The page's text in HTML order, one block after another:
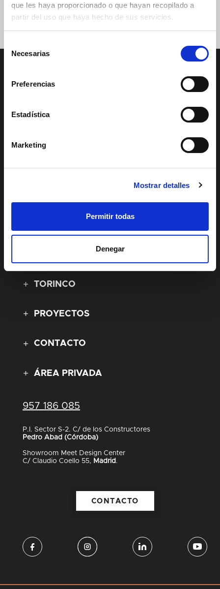
que les haya proporcionado o que hayan recopilado a
partir del uso que haya hecho de sus servicios.
Necesarias
Preferencias
Estadística
Marketing
Mostrar detalles
Permitir todas
Denegar
Suscríbete
CARPINTERÍA INTERIOR
TORINCO
PROYECTOS
CONTACTO
ÁREA PRIVADA
957 186 085
P.I. Sector S-2. C/ de los Constructores
Pedro Abad (Córdoba)
Showroom Meet Design Center
C/ Claudio Coello 55, Madrid .
CONTACTO